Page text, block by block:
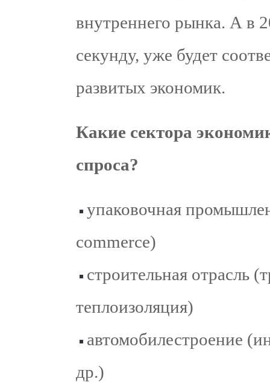
внутреннего рынка. А в
секунду, уже будет
развитых экономик.
Какие сектора
спроса?
упаковочная
commerce)
строительная отрасль
теплоизоляция)
автомобилестроение
др.)